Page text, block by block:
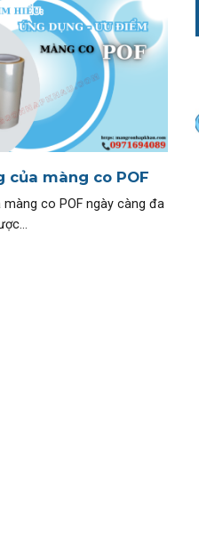
của màng co POF
co POF ngày càng đa